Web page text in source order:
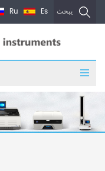
يبحث Ru Es